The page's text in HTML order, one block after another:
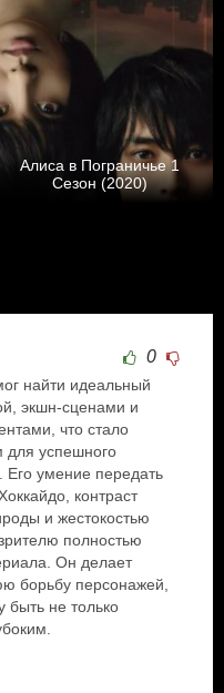
Алиса в Пограничье 1
Сезон (2020)
0
найти идеальный
экшн-сценами и
что стало
успешного
Его умение передать
контраст
и жестокостью
полностью
Он делает
борьбу персонажей,
быть не только